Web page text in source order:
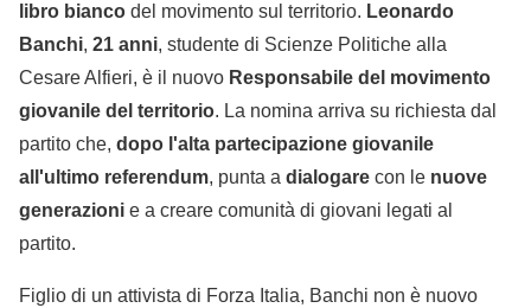
libro bianco del movimento sul territorio. Leonardo
Banchi, 21 anni, studente di Scienze Politiche alla
Cesare Alfieri, è il nuovo Responsabile del movimento
giovanile del territorio. La nomina arriva su richiesta dal
partito che, dopo l'alta partecipazione giovanile
all'ultimo referendum, punta a dialogare con le nuove
generazioni e a creare comunità di giovani legati al
partito.
Figlio di un attivista di Forza Italia, Banchi non è nuovo